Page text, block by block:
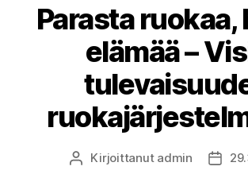
Parasta ruokaa,
elämää –
Kirjoittaja
Kirjoittanut admin